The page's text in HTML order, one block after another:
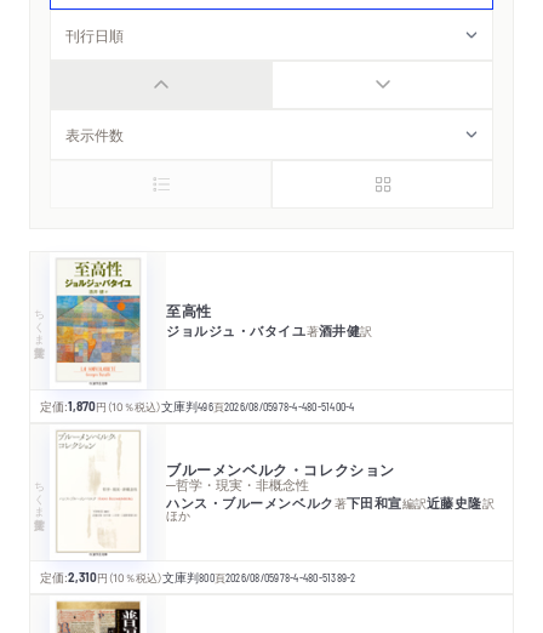
ちくま学芸文庫 至高性
ジョルジュ・バタイユ著酒井健訳
定価:1,870円 （10％税込）文庫判496頁2026/08/05978-4-480-51400-4
ちくま学芸文庫
ブルーメンベルク・コレクション
─哲学・現実・非概念性
ハンス・ブルーメンベルク著下田和宣編訳近藤史隆訳
ほか
定価:2,310円 （10％税込）文庫判800頁2026/08/05978-4-480-51389-2